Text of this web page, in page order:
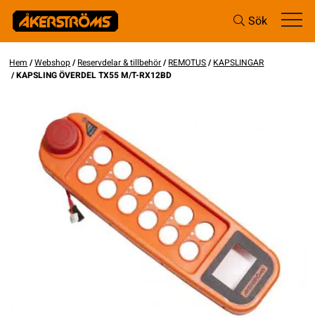
Sök
Hem /Webshop/Reservdelar & tillbehör/REMOTUS/KAPSLINGAR
/ KAPSLING ÖVERDEL TX55 M/T-RX12BD